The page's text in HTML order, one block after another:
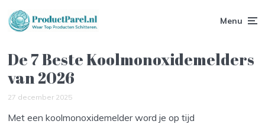
Menu
De 7 Beste Koolmonoxidemelders
van 2026
27 december 2025
Met een koolmonoxidemelder word je op tijd